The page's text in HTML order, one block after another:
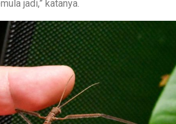
jadi,” katanya.